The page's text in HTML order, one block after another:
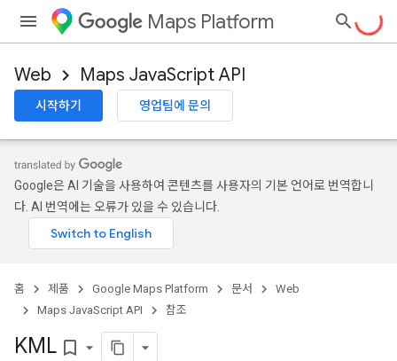
Maps Platform
Web Maps JavaScript API
시작하기 영업팀에 문의
Google은 AI 기술을 사용하여 콘텐츠를 사용자의 기본 언어로 번역합니
다. AI 번역에는 오류가 있을 수 있습니다.
홈 제품 Google Maps Platform 문서
Web
Maps JavaScript API
참조
KML bookmark_border